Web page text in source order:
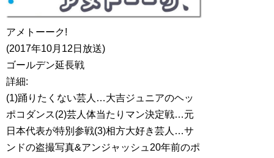
アメトーーク!
(2017年10月12日放送)
ゴールデン延長戦
詳細:
(1)踊りたくない芸人…大吉ジュニアのヘッ
ポコダンス(2)芸人体当たりマン決定戦…元
日本代表が特別参戦(3)相方大好き芸人…サ
ンドの盗撮写真&アンジャッシュ20年前のポ